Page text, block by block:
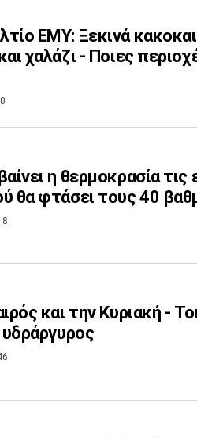
ΕΜΥ: Ξεκινά
χαλάζι - Ποιες
η θερμοκρασία
θα φτάσει τους 40
και την Κυριακή -
υδράργυρος